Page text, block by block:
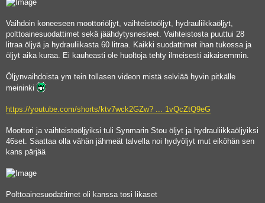
Vaihdoin koneeseen moottoriöljyt, vaihteistoöljyt, hydrauliikkaöljyt,
polttoainesuodattimet sekä jäähdytysnesteet. Vaihteistosta puuttui 28
litraa öljyä ja hydrauliikasta 60 litraa. Kaikki suodattimet ihan tukossa ja
öljyt aika kuraa. Ei kauheasti ole huoltoja tehty ilmeisesti aikaisemmin.
Öljynvaihdoista ym tein tollasen videon mistä selviää hyvin pitkälle
meininki
https://youtube.com/shorts/ktv7wck2GZw? ... 1vQcZtQ9eG
Moottori ja vaihteistoöljyiksi tuli Synmarin Stou öljyt ja hydrauliikkaöljyiksi
46set. Saattaa olla vähän jähmeät talvella noi hydyöljyt mut eiköhän sen
kans pärjää
Polttoainesuodattimet oli kanssa tosi likaset